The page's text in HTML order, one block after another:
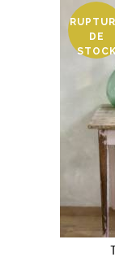
DE